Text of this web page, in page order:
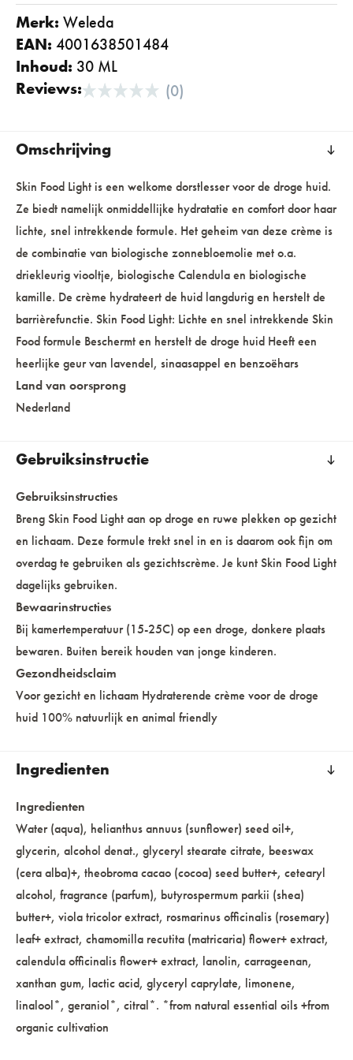
Merk:
weleda
EAN: 4001638501484
Inhoud: 30 ML
Reviews:
(0)
Omschrijving
Skin Food Light is een welkome dorstlesser voor de droge huid.
Ze biedt namelijk onmiddellijke hydratatie en comfort door haar
lichte, snel intrekkende formule. Het geheim van deze crème is
de combinatie van biologische zonnebloemolie met o.a.
driekleurig viooltje, biologische Calendula en biologische
kamille. De crème hydrateert de huid langdurig en herstelt de
barrièrefunctie. Skin Food Light: Lichte en snel intrekkende Skin
Food formule Beschermt en herstelt de droge huid Heeft een
heerlijke geur van lavendel, sinaasappel en benzoëhars
Land van oorsprong
Nederland
Gebruiksinstructie
Gebruiksinstructies
Breng Skin Food Light aan op droge en ruwe plekken op gezicht
en lichaam. Deze formule trekt snel in en is daarom ook fijn om
overdag te gebruiken als gezichtscrème. Je kunt Skin Food Light
dagelijks gebruiken.
Bewaarinstructies
Bij kamertemperatuur (15-25C) op een droge, donkere plaats
bewaren. Buiten bereik houden van jonge kinderen.
Gezondheidsclaim
Voor gezicht en lichaam Hydraterende crème voor de droge
huid 100% natuurlijk en animal friendly
Ingredienten
Ingredienten
Water (aqua), helianthus annuus (sunflower) seed oil+,
glycerin, alcohol denat., glyceryl stearate citrate, beeswax
(cera alba)+, theobroma cacao (cocoa) seed butter+, cetearyl
alcohol, fragrance (parfum), butyrospermum parkii (shea)
butter+, viola tricolor extract, rosmarinus officinalis (rosemary)
leaf+ extract, chamomilla recutita (matricaria) flower+ extract,
calendula officinalis flower+ extract, lanolin, carrageenan,
xanthan gum, lactic acid, glyceryl caprylate, limonene,
linalool*, geraniol*, citral*. *from natural essential oils +from
organic cultivation